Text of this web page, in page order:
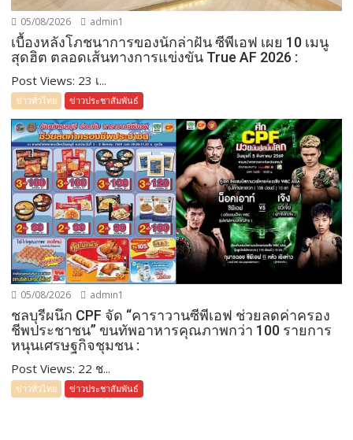
05/08/2026 admin1
เบื้องหลังโภชนาการของนักล่าฝัน ซีพีเอฟ เผย 10 เมนู
สุดฮิต ตลอดเส้นทางการแข่งขัน True AF 2026 :
Post Views: 23 เ...
ข่าวทั่วไทย ข่าวประชาสัมพันธ์
05/08/2026 admin1
ชลบุรีผนึก CPF จัด “คาราวานซีพีเอฟ ช่วยลดค่าครอง
ชีพประชาชน” ขนทัพอาหารคุณภาพกว่า 100 รายการ
หนุนเศรษฐกิจชุมชน :
Post Views: 22 ช...
ข่าวทั่วไทย ข่าวประชาสัมพันธ์